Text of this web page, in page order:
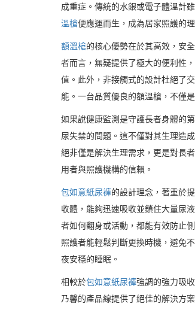
成重症。傳統的水銀或電子體溫計
溫槍便應運而生，成為居家照護的理
額溫槍的核心優勢在於其高效，安
者而言，無疑提供了極大的便利性
值。此外，非接觸式的設計杜絕了
能。一台品質優良的額溫槍，不僅
如果說健康監測是守護長者身體的
尿失禁的問題。這不僅對其生理造
絕非僅是解決生理需求，更是對長
用者與照護機構的信賴。
包如意紙尿褲的設計理念，著重於
收體，能夠迅速吸收並鎖住大量尿
者如何翻身或活動，都能有效防止
照護者能輕鬆判斷更換時機，避免
夜安穩的睡眠。
相較於包如意紙尿褲強調的強力吸
乃馨的產品線提供了絕佳的解決方